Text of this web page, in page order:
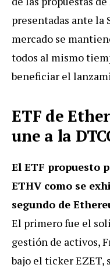
presentadas ante la
mercado se
todos al mismo
beneficiar el
ETF de
une a la
El ETF propuesto
ETHV como se
segundo de
El primero fue el
gestión de activos,
bajo el ticker EZET,